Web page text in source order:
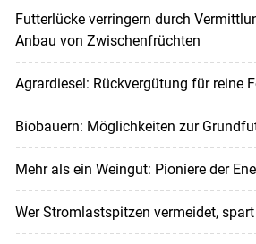
Futterlücke verringern durch
Anbau von Zwischenfrüchten
Agrardiesel: Rückvergütung für reine
Biobauern: Möglichkeiten zur
Mehr als ein Weingut: Pioniere der
Wer Stromlastspitzen vermeidet,